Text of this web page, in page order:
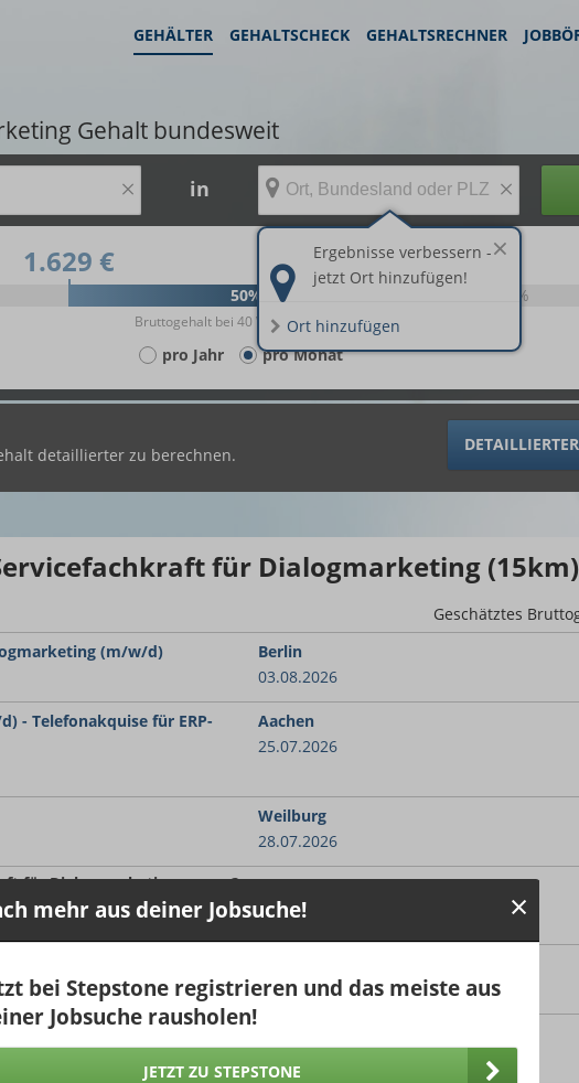
GEHÄLTER GEHALTSCHECK GEHALTSRECHNER
Gehalt bundesweit
× in
Ergebnisse verbessern -
jetzt Ort hinzufügen!
Ort hinzufügen
×
1.629 € 2.760 €
50% 25%
Bruttogehalt bei 40 Wochenstunden.
pro Jahr pro Monat
detaillierter zu berechnen.
für Dialogmarketing (15km)
Geschätztes
(m/w/d)
Berlin
03.08.2026
- Telefonakquise für ERP-
Aachen
25.07.2026
Weilburg
28.07.2026
für Dialogmarketinggenug ?
30.07.2026
mehr aus deiner Jobsuche!
bei Stepstone registrieren und das meiste aus
Jobsuche rausholen!
JETZT ZU STEPSTONE